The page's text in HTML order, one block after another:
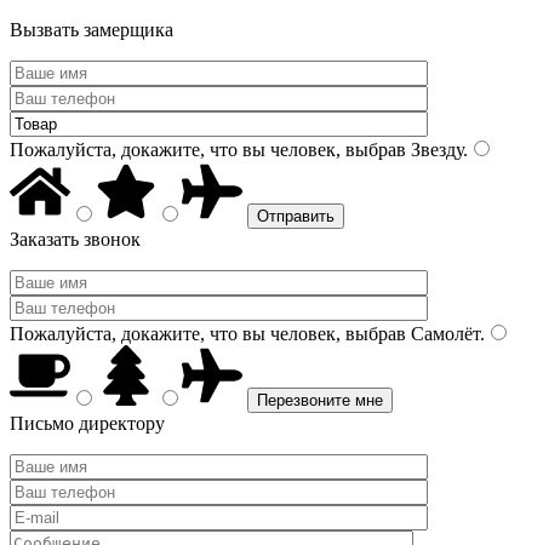
Вызвать замерщика
Пожалуйста, докажите, что вы человек, выбрав Звезду.
Заказать звонок
Пожалуйста, докажите, что вы человек, выбрав Самолёт.
Письмо директору